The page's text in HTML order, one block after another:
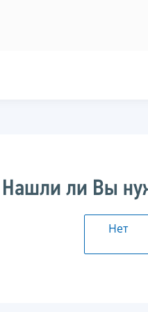
Нашли ли Вы
Нет